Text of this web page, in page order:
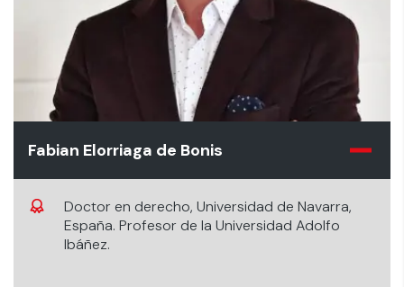
Fabian Elorriaga de Bonis
Doctor en derecho, Universidad de Navarra,
España. Profesor de la Universidad Adolfo
Ibáñez.